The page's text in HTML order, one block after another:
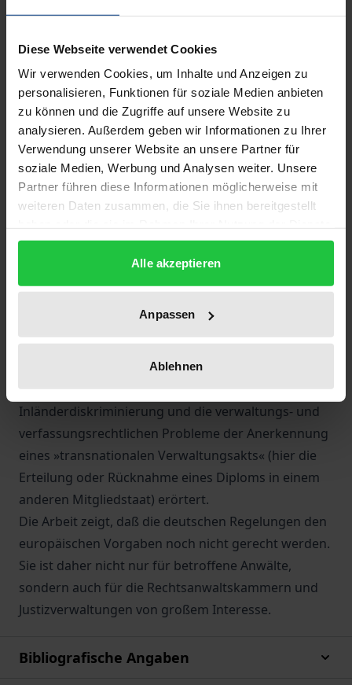
Diese Webseite verwendet Cookies
Wir verwenden Cookies, um Inhalte und Anzeigen zu
personalisieren, Funktionen für soziale Medien anbieten
zu können und die Zugriffe auf unsere Website zu
analysieren. Außerdem geben wir Informationen zu Ihrer
Verwendung unserer Website an unsere Partner für
soziale Medien, Werbung und Analysen weiter. Unsere
Partner führen diese Informationen möglicherweise mit
weiteren Daten zusammen, die Sie ihnen bereitgestellt
gesammelt haben.
Alle akzeptieren
Anpassen
Ablehnen
Gemeinschaft beeinflußt sowohl das nationale
anwaltliche Berufsrecht als auch die wirtschaftlichen
Rahmenbedingungen für die anwaltliche Tätigkeit.
Deutlich wird dies beim Recht der Zulassung. Zwei
Richtungen sind auszumachen: Die Festlegungen
der Diplomanerkennungsrichtlinie von 1989 und die
Kriterien, die der Europäische Gerichtshof in seinem
Urteil »Vlassopoulou« für die Berücksichtigung von
Konsequenzen. Dabei werden die deutschen
Zulasssungsregelungen daraufhin untersucht, ob
sie mit den gemeinschaftsrechtlichen Vorgaben
vereinbar sind. Abschließend werden die
Inländerdiskriminierung und die verwaltungs- und
verfassungsrechtlichen Probleme der Anerkennung
eines »transnationalen Verwaltungsakts« (hier die
Erteilung oder Rücknahme eines Diploms in einem
anderen Mitgliedstaat) erörtert.
Die Arbeit zeigt, daß die deutschen Regelungen den
europäischen Vorgaben noch nicht gerecht werden.
Sie ist daher nicht nur für betroffene Anwälte,
sondern auch für die Rechtsanwaltskammern und
Justizverwaltungen von großem Interesse.
Bibliografische Angaben